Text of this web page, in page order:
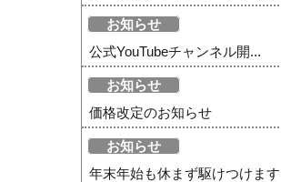
お知らせ
公式YouTubeチャンネル開...
お知らせ
価格改定のお知らせ
お知らせ
年末年始も休まず駆けつけます